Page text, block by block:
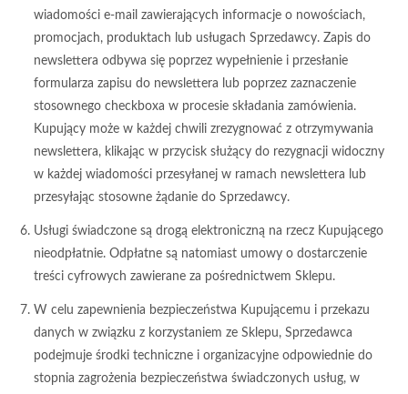
wiadomości e-mail zawierających informacje o nowościach,
promocjach, produktach lub usługach Sprzedawcy. Zapis do
newslettera odbywa się poprzez wypełnienie i przesłanie
formularza zapisu do newslettera lub poprzez zaznaczenie
stosownego checkboxa w procesie składania zamówienia.
Kupujący może w każdej chwili zrezygnować z otrzymywania
newslettera, klikając w przycisk służący do rezygnacji widoczny
w każdej wiadomości przesyłanej w ramach newslettera lub
przesyłając stosowne żądanie do Sprzedawcy.
Usługi świadczone są drogą elektroniczną na rzecz Kupującego
nieodpłatnie. Odpłatne są natomiast umowy o dostarczenie
treści cyfrowych zawierane za pośrednictwem Sklepu.
W celu zapewnienia bezpieczeństwa Kupującemu i przekazu
danych w związku z korzystaniem ze Sklepu, Sprzedawca
podejmuje środki techniczne i organizacyjne odpowiednie do
stopnia zagrożenia bezpieczeństwa świadczonych usług, w